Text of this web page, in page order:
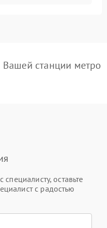
станции метро
специалисту, оставьте
с радостью